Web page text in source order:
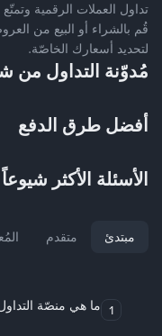
تداول العملات الرقمية
قُم بالشراء أو البيع من
لتحديد أسعارك الخاصّة.
مُدوّنة التداول
أفضل طرق الدفع
الأسئلة الأكثر شيوعاً
مبتدئ متقدم
1 ما هي منصّة